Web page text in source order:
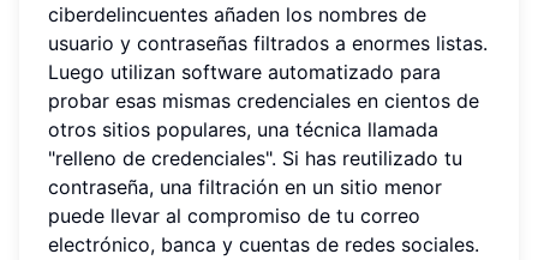
ciberdelincuentes añaden los nombres de
usuario y contraseñas filtrados a enormes listas.
Luego utilizan software automatizado para
probar esas mismas credenciales en cientos de
otros sitios populares, una técnica llamada
"relleno de credenciales". Si has reutilizado tu
contraseña, una filtración en un sitio menor
puede llevar al compromiso de tu correo
electrónico, banca y cuentas de redes sociales.